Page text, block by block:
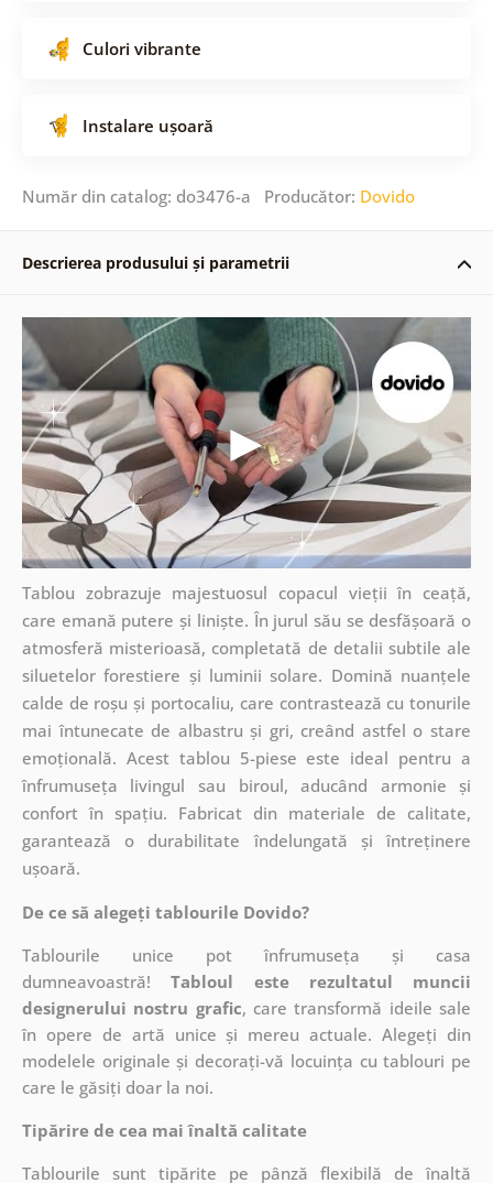
Culori vibrante
Instalare ușoară
Număr din catalog: do3476-a Producător: Dovido
Descrierea produsului și parametrii
Tablou zobrazuje majestuosul copacul vieții în ceață,
care emană putere și liniște. În jurul său se desfășoară o
atmosferă misterioasă, completată de detalii subtile ale
siluetelor forestiere și luminii solare. Domină nuanțele
calde de roșu și portocaliu, care contrastează cu tonurile
mai întunecate de albastru și gri, creând astfel o stare
emoțională. Acest tablou 5-piese este ideal pentru a
înfrumuseța livingul sau biroul, aducând armonie și
confort în spațiu. Fabricat din materiale de calitate,
garantează o durabilitate îndelungată și întreținere
ușoară.
De ce să alegeți tablourile Dovido?
Tablourile unice pot înfrumuseța și casa
dumneavoastră!Tabloul este rezultatul muncii
designerului nostru grafic, caretransformă ideile sale
în opere de artă unice și mereu actuale. Alegeți din
modelele originale și decorați-vă locuința cu tablouri pe
care le găsiți doar la noi.
Tipărire de cea mai înaltă calitate
Tablourile sunt tipărite pe pânză flexibilă de înaltă